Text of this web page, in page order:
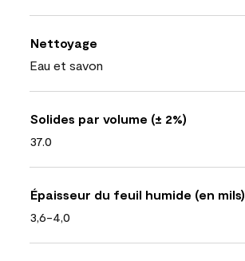
Nettoyage
Eau et savon
Solides par volume (± 2%)
37.0
Épaisseur du feuil humide (en mils)
3,6-4,0